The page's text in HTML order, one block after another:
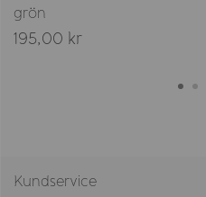
grön
195,00 kr
Kundservice